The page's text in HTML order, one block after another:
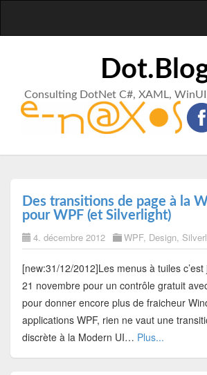
Consulting DotNet C#, XAML,
Des transitions de page à la
pour WPF (et Silverlight)
4. décembre 2012 WPF, Design,
[new:31/12/2012]Les menus à tuiles
21 novembre pour un contrôle gratuit
pour donner encore plus de fraicheur
applications WPF, rien ne vaut une
discrète à la Modern UI… Plus...